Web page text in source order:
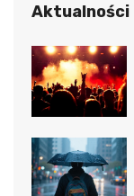
Aktualności